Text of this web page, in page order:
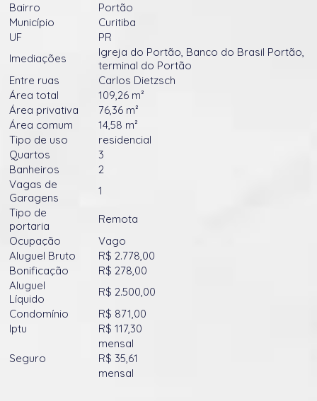
Bairro
Portão
Município
Curitiba
UF
PR
Imediações
Igreja do Portão, Banco do Brasil Portão,
terminal do Portão
Entre ruas
Carlos Dietzsch
Área total
109,26 m²
Área privativa
76,36 m²
Área comum
14,58 m²
Tipo de uso
residencial
Quartos
3
Banheiros
2
Vagas de
Garagens
1
Tipo de
portaria
Remota
Ocupação
Vago
Aluguel Bruto
R$ 2.778,00
Bonificação
R$ 278,00
Aluguel
Líquido
R$ 2.500,00
Condomínio
R$ 871,00
Iptu
R$ 117,30
mensal
Seguro
R$ 35,61
mensal